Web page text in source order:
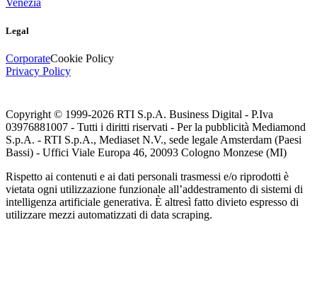
Venezia
Legal
CorporateCookie Policy
Privacy Policy
Copyright © 1999-2026 RTI S.p.A. Business Digital - P.Iva
03976881007 - Tutti i diritti riservati - Per la pubblicità Mediamond
S.p.A. - RTI S.p.A., Mediaset N.V., sede legale Amsterdam (Paesi
Bassi) - Uffici Viale Europa 46, 20093 Cologno Monzese (MI)
Rispetto ai contenuti e ai dati personali trasmessi e/o riprodotti è
vietata ogni utilizzazione funzionale all’addestramento di sistemi di
intelligenza artificiale generativa. È altresì fatto divieto espresso di
utilizzare mezzi automatizzati di data scraping.